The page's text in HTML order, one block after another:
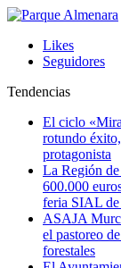
Likes
Seguidores
Tendencias
El ciclo
rotundo
protagonista
La Región
600.000
feria SIAL de
ASAJA
el pastoreo
forestales